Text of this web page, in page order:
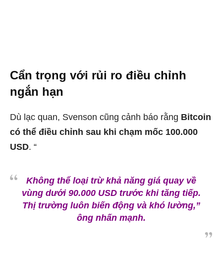
Cẩn trọng với rủi ro điều chỉnh
ngắn hạn
Dù lạc quan, Svenson cũng cảnh báo rằng Bitcoin
có thể điều chỉnh sau khi chạm mốc 100.000
USD. “
Không thể loại trừ khả năng giá quay về
vùng dưới 90.000 USD trước khi tăng tiếp.
Thị trường luôn biến động và khó lường,”
ông nhấn mạnh.